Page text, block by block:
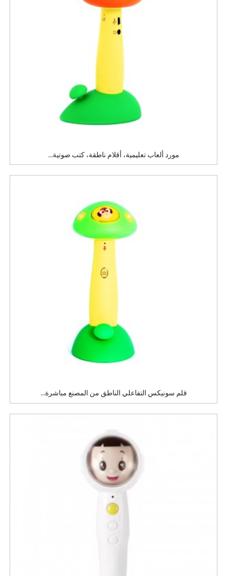
مورد ألعاب تعليمية، أقلام ناطقة، كتب صوتية...
قلم سونيكس التفاعلي الناطق من المصنع مباشرة...